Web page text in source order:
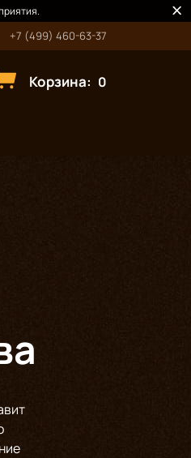
+7 (499) 460-63-37
Корзина: 0